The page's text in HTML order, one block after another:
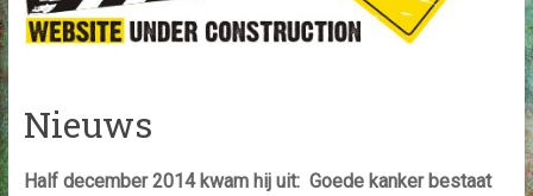
Nieuws
Half december 2014 kwam hij uit: Goede kanker bestaat